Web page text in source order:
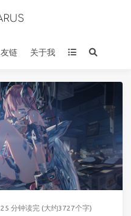
友链 关于我
25 分钟读完 (大约3727个字)